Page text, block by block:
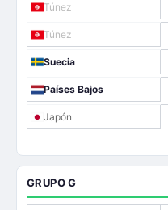
Túnez
Túnez
Suecia
Países Bajos
Japón
GRUPO G